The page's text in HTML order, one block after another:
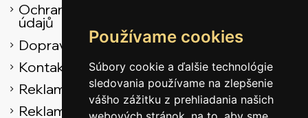
Používame cookies
Súbory cookie a ďalšie technológie
sledovania používame na zlepšenie
vášho zážitku z prehliadania našich
Ochrana osobních
údajů
Doprava
Kontaktní údaje
Reklamační řád
Reklamačný